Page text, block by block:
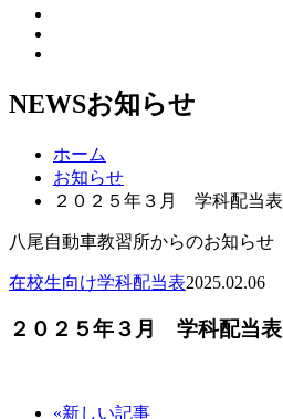
NEWSお知らせ
ホーム
お知らせ
２０２５年３月 学科配当表
八尾自動車教習所からのお知らせ
在校生向け学科配当表2025.02.06
２０２５年３月 学科配当表
«新しい記事